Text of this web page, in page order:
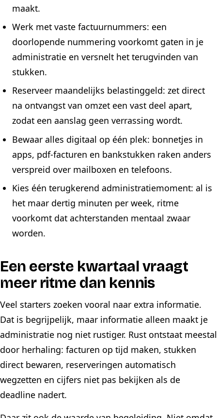
maakt.
Werk met vaste factuurnummers: een
doorlopende nummering voorkomt gaten in je
administratie en versnelt het terugvinden van
stukken.
Reserveer maandelijks belastinggeld: zet direct
na ontvangst van omzet een vast deel apart,
zodat een aanslag geen verrassing wordt.
Bewaar alles digitaal op één plek: bonnetjes in
apps, pdf-facturen en bankstukken raken anders
verspreid over mailboxen en telefoons.
Kies één terugkerend administratiemoment: al is
het maar dertig minuten per week, ritme
voorkomt dat achterstanden mentaal zwaar
worden.
Een eerste kwartaal vraagt
meer ritme dan kennis
Veel starters zoeken vooral naar extra informatie.
Dat is begrijpelijk, maar informatie alleen maakt je
administratie nog niet rustiger. Rust ontstaat meestal
door herhaling: facturen op tijd maken, stukken
direct bewaren, reserveringen automatisch
wegzetten en cijfers niet pas bekijken als de
deadline nadert.